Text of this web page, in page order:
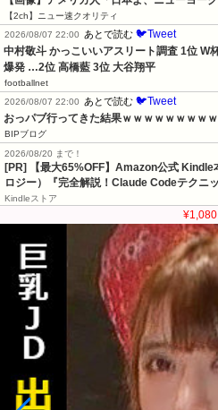
【2ch】ニュー速クオリティ
2026/08/07 22:00
あとで読む 🐦Tweet
中村敬斗 かっこいいアスリート調査 1位 W
爆発 …2位 高橋藍 3位 大谷翔平
footballnet
2026/08/07 22:00
あとで読む 🐦Tweet
おっパブ行ってきた結果ｗｗｗｗｗｗｗｗ
BIPブログ
2026/08/20 まで！
[PR]
【最大65%OFF】Amazon公式
ロジー）『完全解説！Claude Codeテクニ
Kindleストア
¥1,080